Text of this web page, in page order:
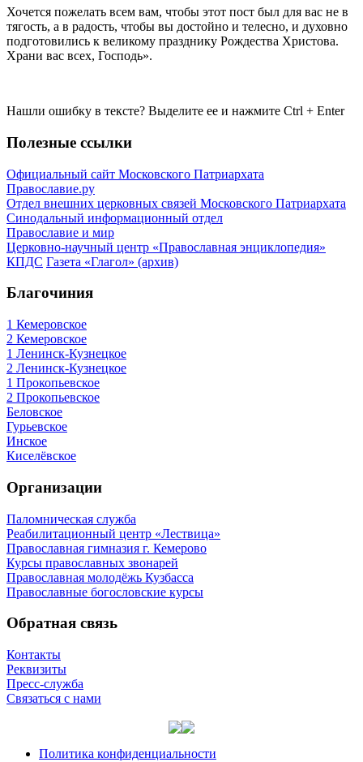
Хочется пожелать всем вам, чтобы этот пост был для вас не в
тягость, а в радость, чтобы вы достойно и телесно, и духовно
подготовились к великому празднику Рождества Христова.
Храни вас всех, Господь».
Нашли ошибку в тексте? Выделите ее и нажмите Ctrl + Enter
Полезные ссылки
Официальный сайт Московского Патриархата
Православие.ру
Отдел внешних церковных связей Московского Патриархата
Синодальный информационный отдел
Православие и мир
Церковно-научный центр «Православная энциклопедия»
КПДС Газета «Глагол» (архив)
Благочиния
1 Кемеровское
2 Кемеровское
1 Ленинск-Кузнецкое
2 Ленинск-Кузнецкое
1 Прокопьевское
2 Прокопьевское
Беловское
Гурьевское
Инское
Киселёвское
Организации
Паломническая служба
Реабилитационный центр «Лествица»
Православная гимназия г. Кемерово
Курсы православных звонарей
Православная молодёжь Кузбасса
Православные богословские курсы
Обратная связь
Контакты
Реквизиты
Пресс-служба
Связаться с нами
Политика конфиденциальности